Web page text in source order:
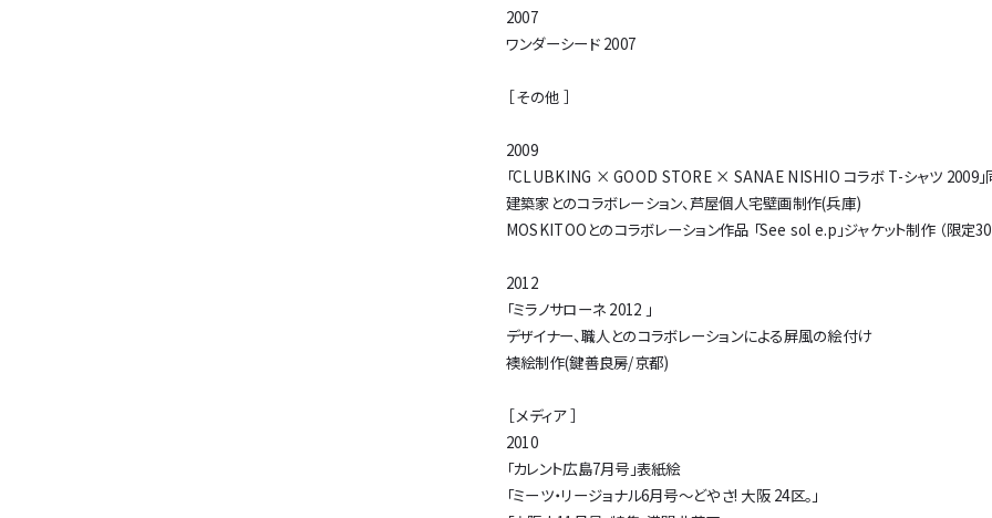
2007
ワンダーシード 2007
［ その他 ］
2009
「CLUBKING × GOOD STORE × SANAE NISHIO コラボ T-シャツ 2009
建築家とのコラボレーション、芦屋個人宅壁画制作(兵庫)
MOSKITOOとのコラボレーション作品 「See sol e.p」ジャケット制作 （限定
2012
「ミラノサローネ 2012 」
デザイナー、職人とのコラボレーションによる屏風の絵付け
襖絵制作(鍵善良房/京都)
［ メディア ］
2010
「カレント広島7月号」表紙絵
「ミーツ・リージョナル6月号〜どやさ! 大阪 24区。」